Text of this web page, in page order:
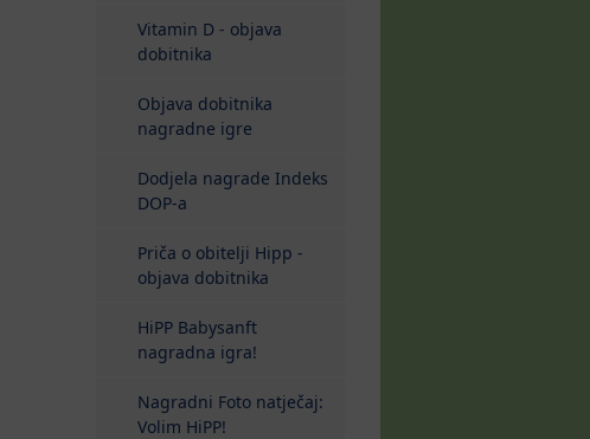
Vitamin D - objava
dobitnika
Objava dobitnika
nagradne igre
Dodjela nagrade Indeks
DOP-a
Priča o obitelji Hipp -
objava dobitnika
HiPP Babysanft
nagradna igra!
Nagradni Foto natječaj:
Volim HiPP!